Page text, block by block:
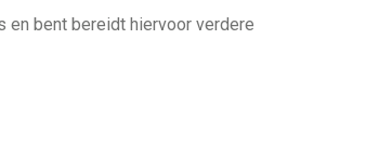
en bent bereidt hiervoor verdere